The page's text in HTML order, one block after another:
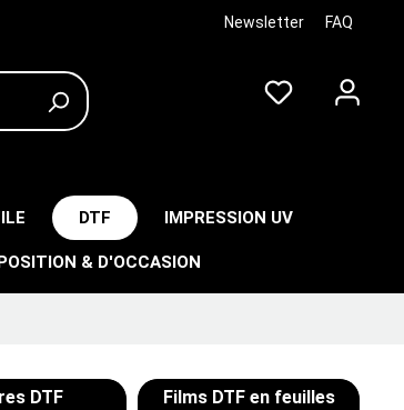
Newsletter FAQ
DTF IMPRESSION UV
& D'OCCASION
DTF Films DTF en feuilles